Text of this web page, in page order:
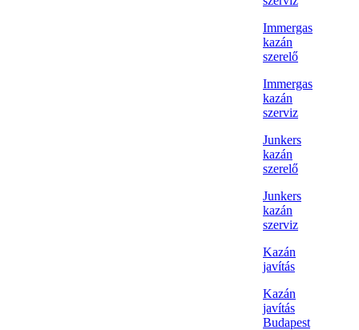
Immergas
kazán
szerelő
Immergas
kazán
szerviz
Junkers
kazán
szerelő
Junkers
kazán
szerviz
Kazán
javítás
Kazán
javítás
Budapest